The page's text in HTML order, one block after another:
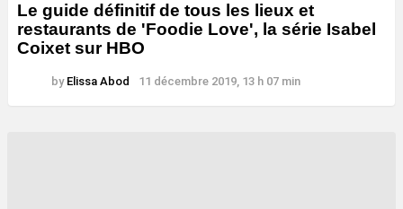
Le guide définitif de tous les lieux et
restaurants de 'Foodie Love', la série Isabel
Coixet sur HBO
by Elissa Abod 11 décembre 2019, 13 h 07 min